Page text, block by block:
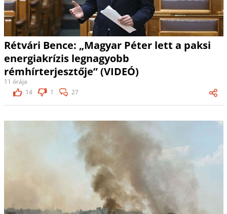
Rétvári Bence: „Magyar Péter lett a paksi
energiakrízis legnagyobb
rémhírterjesztője” (VIDEÓ)
11 órája
14
1 27